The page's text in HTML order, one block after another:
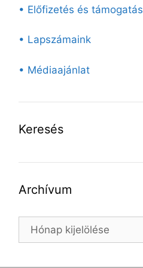
• Előfizetés és támogatás
• Lapszámaink
• Médiaajánlat
Keresés
Archívum
Archívum